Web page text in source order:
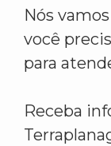
Nós
você
para
Receba